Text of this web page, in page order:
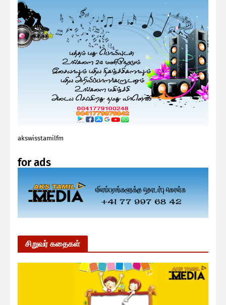
akswisstamilfm
for ads
சிறுவர் கதைகள்